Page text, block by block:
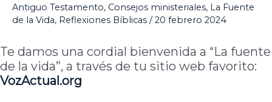
Antiguo Testamento, Consejos ministeriales, La Fuente
de la Vida, Reflexiones Bíblicas /20 febrero 2024
Te damos una cordial bienvenida a “La fuente
de la vida”, a través de tu sitio web favorito:
VozActual.org